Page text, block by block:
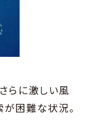
らに激しい風
困難な状況。